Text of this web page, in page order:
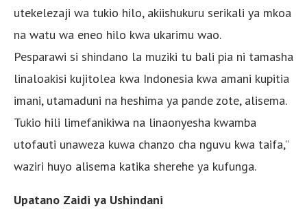
utekelezaji wa tukio hilo, akiishukuru serikali ya mkoa
na watu wa eneo hilo kwa ukarimu wao.
Pesparawi si shindano la muziki tu bali pia ni tamasha
linaloakisi kujitolea kwa Indonesia kwa amani kupitia
imani, utamaduni na heshima ya pande zote, alisema.
Tukio hili limefanikiwa na linaonyesha kwamba
utofauti unaweza kuwa chanzo cha nguvu kwa taifa,”
waziri huyo alisema katika sherehe ya kufunga.
Upatano Zaidi ya Ushindani